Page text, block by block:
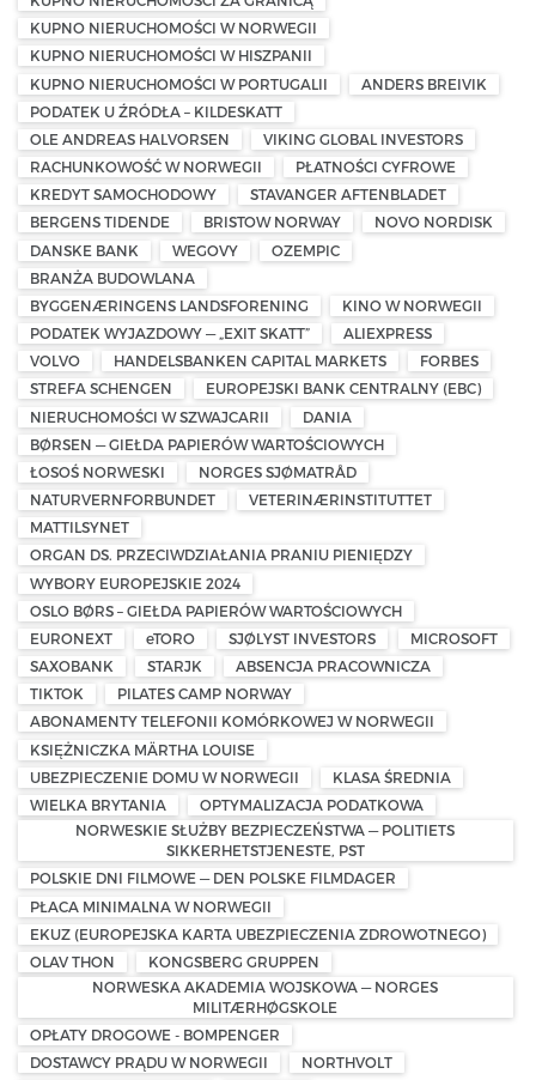
KUPNO NIERUCHOMOŚCI W NORWEGII
KUPNO NIERUCHOMOŚCI W HISZPANII
KUPNO NIERUCHOMOŚCI W PORTUGALII
ANDERS BREIVIK
PODATEK U ŹRÓDŁA – KILDESKATT
OLE ANDREAS HALVORSEN
VIKING GLOBAL INVESTORS
RACHUNKOWOŚĆ W NORWEGII
PŁATNOŚCI CYFROWE
KREDYT SAMOCHODOWY
STAVANGER AFTENBLADET
BERGENS TIDENDE
BRISTOW NORWAY
NOVO NORDISK
DANSKE BANK
WEGOVY
OZEMPIC
BRANŻA BUDOWLANA
BYGGENÆRINGENS LANDSFORENING
KINO W NORWEGII
PODATEK WYJAZDOWY — „EXIT SKATT”
ALIEXPRESS
VOLVO
HANDELSBANKEN CAPITAL MARKETS
FORBES
STREFA SCHENGEN
EUROPEJSKI BANK CENTRALNY (EBC)
NIERUCHOMOŚCI W SZWAJCARII
DANIA
BØRSEN — GIEŁDA PAPIERÓW WARTOŚCIOWYCH
ŁOSOŚ NORWESKI
NORGES SJØMATRÅD
NATURVERNFORBUNDET
VETERINÆRINSTITUTTET
MATTILSYNET
ORGAN DS. PRZECIWDZIAŁANIA PRANIU PIENIĘDZY
WYBORY EUROPEJSKIE 2024
OSLO BØRS – GIEŁDA PAPIERÓW WARTOŚCIOWYCH
EURONEXT
eTORO SJØLYST INVESTORS
MICROSOFT
SAXOBANK
STARJK
ABSENCJA PRACOWNICZA
TIKTOK
PILATES CAMP NORWAY
ABONAMENTY TELEFONII KOMÓRKOWEJ W NORWEGII
KSIĘŻNICZKA MÄRTHA LOUISE
UBEZPIECZENIE DOMU W NORWEGII
KLASA ŚREDNIA
WIELKA BRYTANIA
OPTYMALIZACJA PODATKOWA
NORWESKIE SŁUŻBY BEZPIECZEŃSTWA — POLITIETS
SIKKERHETSTJENESTE, PST
POLSKIE DNI FILMOWE — DEN POLSKE FILMDAGER
PŁACA MINIMALNA W NORWEGII
EKUZ (EUROPEJSKA KARTA UBEZPIECZENIA ZDROWOTNEGO)
OLAV THON
KONGSBERG GRUPPEN
NORWESKA AKADEMIA WOJSKOWA — NORGES
MILITÆRHØGSKOLE
OPŁATY DROGOWE - BOMPENGER
DOSTAWCY PRĄDU W NORWEGII
NORTHVOLT